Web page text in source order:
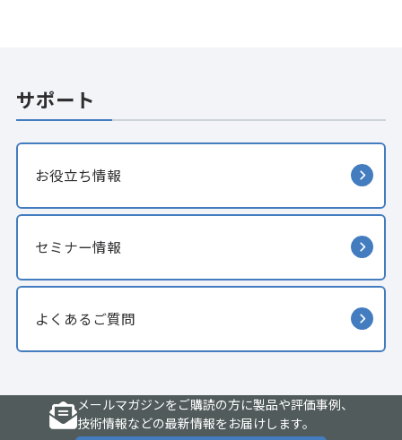
サポート
お役立ち情報
セミナー情報
よくあるご質問
メールマガジンをご購読の方に製品や評価事例、
技術情報などの最新情報をお届けします。